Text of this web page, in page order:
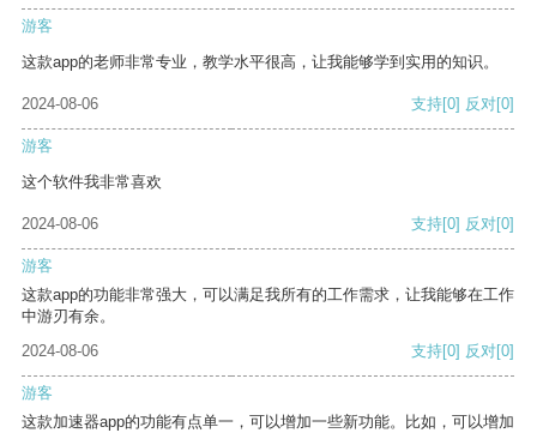
游客
这款app的老师非常专业，教学水平很高，让我能够学到实用的知识。
2024-08-06 支持[0] 反对[0]
游客
这个软件我非常喜欢
2024-08-06 支持[0] 反对[0]
游客
这款app的功能非常强大，可以满足我所有的工作需求，让我能够在工作
中游刃有余。
2024-08-06
支持[0] 反对[0]
游客
这款加速器app的功能有点单一，可以增加一些新功能。比如，可以增加